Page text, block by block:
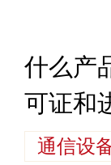
什么产
可证和
通信设